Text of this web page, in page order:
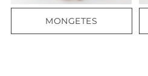
MONGETES